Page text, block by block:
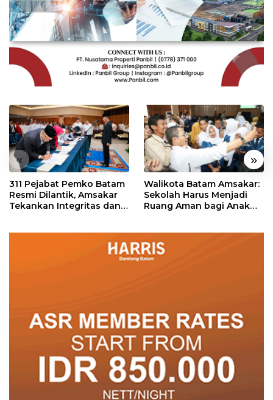
« »
311 Pejabat Pemko Batam
Resmi Dilantik, Amsakar
Tekankan Integritas dan
Walikota Batam Amsakar:
Sekolah Harus Menjadi
Ruang Aman bagi Anak